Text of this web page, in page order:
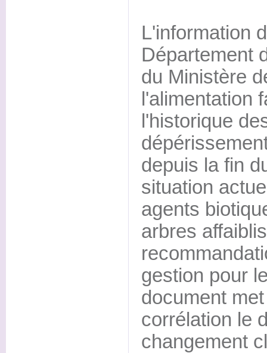
L'information
Département
du Ministère
l'alimentation
l'historique
depuis la fin
situation
agents
arbres
gestion pour
document
corrélation le
changement